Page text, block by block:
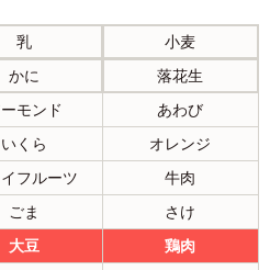
乳
小麦
かに
落花生
モンド
あわび
いくら
オレンジ
フルーツ
牛肉
ごま
さけ
大豆
鶏肉